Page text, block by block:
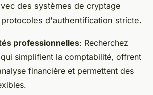
des systèmes de cryptage
d'authentification stricte.
professionnelles: Recherchez
simplifient la comptabilité, offrent
financière et permettent des